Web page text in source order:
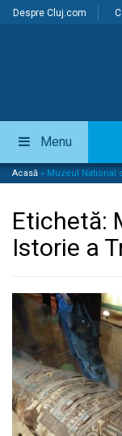
Despre Cluj.com
Menu
Acasă » Muzeul National
Etichetă:
Istorie a